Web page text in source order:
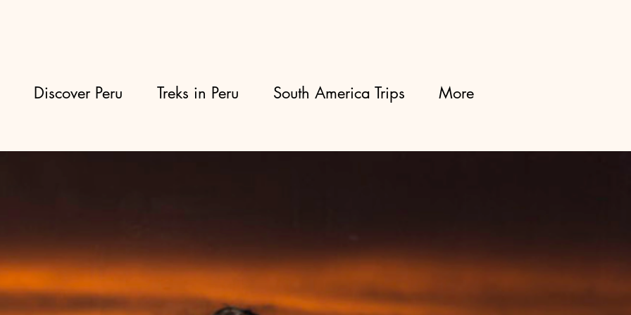
Discover Peru Treks in Peru South America Trips More